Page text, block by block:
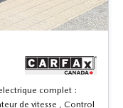
complet :
de vitesse , Control